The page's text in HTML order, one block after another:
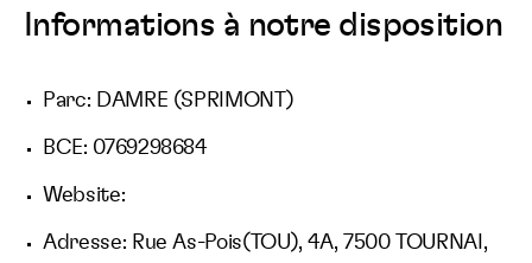
Informations à notre disposition
Parc: DAMRE (SPRIMONT)
BCE: 0769298684
Website:
Adresse: Rue As-Pois(TOU), 4A, 7500 TOURNAI,